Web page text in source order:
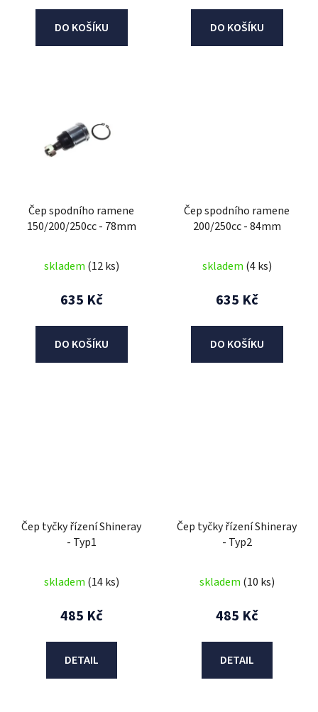
DO KOŠÍKU DO KOŠÍKU
Čep spodního ramene
150/200/250cc - 78mm
skladem (12 ks)
635 Kč
DO KOŠÍKU
Čep spodního ramene
200/250cc - 84mm
skladem (4 ks)
635 Kč
DO KOŠÍKU
Čep tyčky řízení Shineray
- Typ1
skladem (14 ks)
485 Kč
DETAIL
Čep tyčky řízení Shineray
- Typ2
skladem (10 ks)
485 Kč
DETAIL